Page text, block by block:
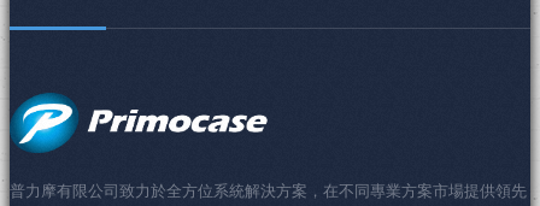
普力摩有限公司致力於全方位系統解決方案，在不同專業方案市場提供領先